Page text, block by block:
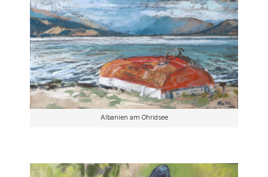
Albanien am Ohridsee